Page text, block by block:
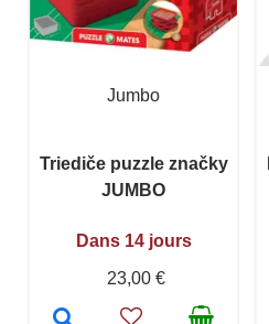
Jumbo
Triediče puzzle značky
JUMBO
Dans 14 jours
23,00 €